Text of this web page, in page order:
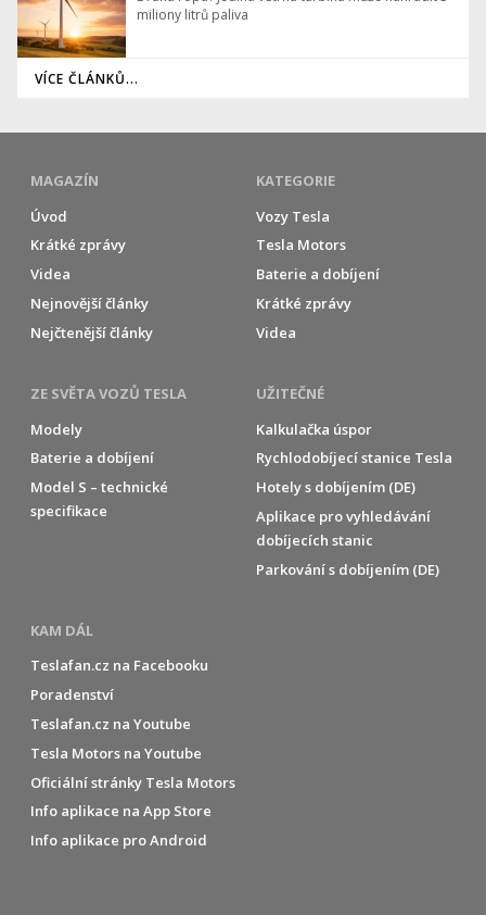
miliony litrů paliva
VÍCE ČLÁNKŮ...
MAGAZÍN
Úvod
Krátké zprávy
Videa
Nejnovější články
Nejčtenější články
KATEGORIE
Vozy Tesla
Tesla Motors
Baterie a dobíjení
Krátké zprávy
Videa
ZE SVĚTA VOZŮ TESLA
Modely
Baterie a dobíjení
Model S – technické
specifikace
UŽITEČNÉ
Kalkulačka úspor
Rychlodobíjecí stanice Tesla
Hotely s dobíjením (DE)
Aplikace pro vyhledávání
dobíjecích stanic
Parkování s dobíjením (DE)
KAM DÁL
Teslafan.cz na Facebooku
Poradenství
Teslafan.cz na Youtube
Tesla Motors na Youtube
Oficiální stránky Tesla Motors
Info aplikace na App Store
Info aplikace pro Android